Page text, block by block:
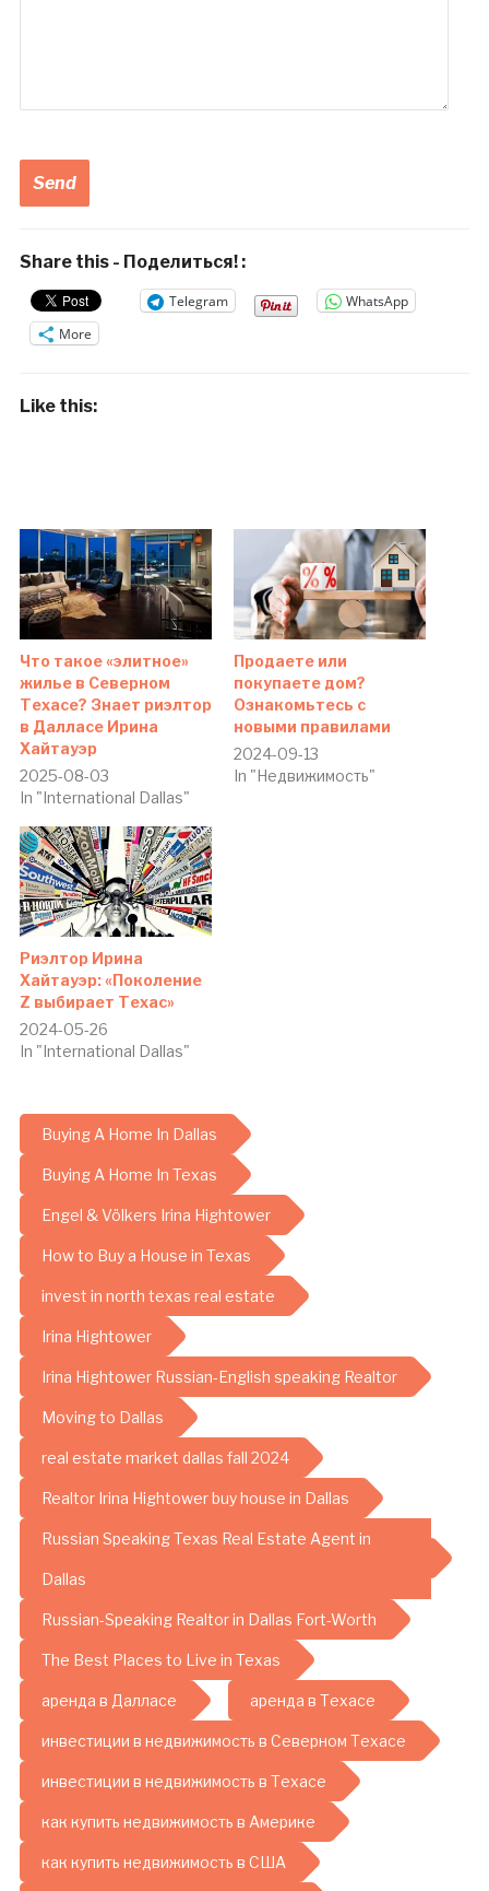
Share this - Поделиться! :
Telegram
WhatsApp
More
Like this:
Что такое «элитное»
жилье в Северном
Техасе? Знает риэлтор
в Далласе Ирина
Хайтауэр
2025-08-03
In "International Dallas"
Продаете или
покупаете дом?
Ознакомьтесь с
новыми правилами
2024-09-13
In "Недвижимость"
Риэлтор Ирина
Хайтауэр: «Поколение
Z выбирает Техас»
2024-05-26
In "International Dallas"
Buying A Home In Dallas
Buying A Home In Texas
Engel & Völkers Irina Hightower
How to Buy a House in Texas
invest in north texas real estate
Irina Hightower
Irina Hightower Russian-English speaking Realtor
Moving to Dallas
real estate market dallas fall 2024
Realtor Irina Hightower buy house in Dallas
Russian Speaking Texas Real Estate Agent in
Dallas
Russian-Speaking Realtor in Dallas Fort-Worth
The Best Places to Live in Texas
аренда в Далласе аренда в Техасе
инвестиции в недвижимость в Северном Техасе
инвестиции в недвижимость в Техасе
как купить недвижимость в Америке
как купить недвижимость в США